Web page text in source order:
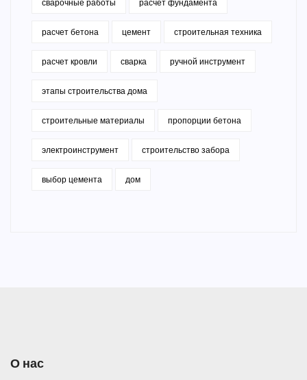
сварочные работы расчет фундамента
расчет бетона цемент строительная техника
расчет кровли сварка ручной инструмент
этапы строительства дома
строительные материалы пропорции бетона
электроинструмент строительство забора
выбор цемента дом
О нас